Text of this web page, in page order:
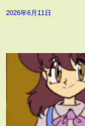
2026年6月11日